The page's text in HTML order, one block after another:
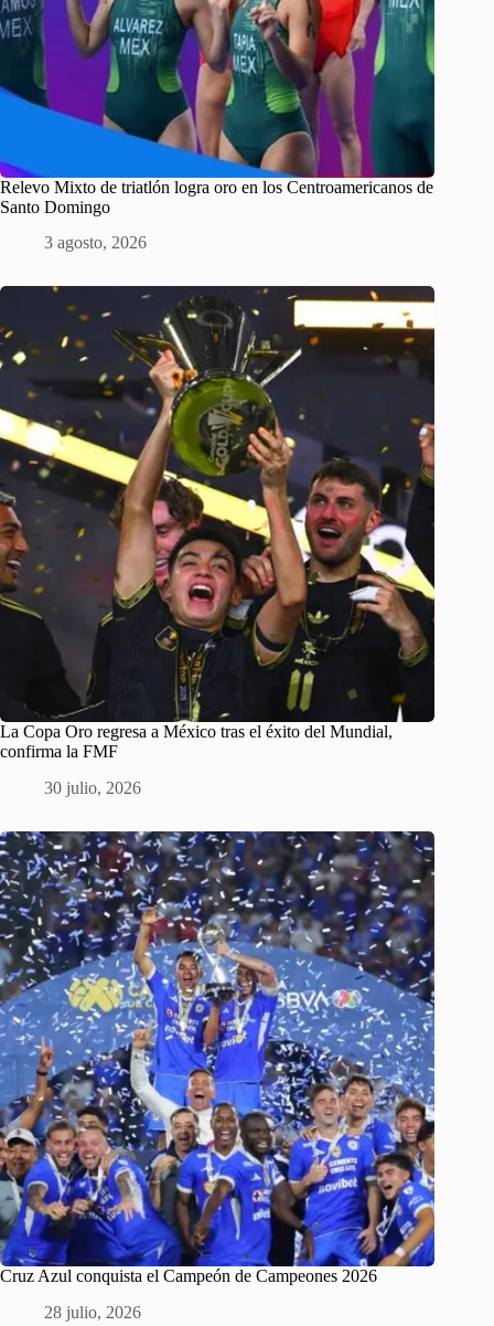
Relevo Mixto de triatlón logra oro en los Centroamericanos de
Santo Domingo
3 agosto, 2026
La Copa Oro regresa a México tras el éxito del Mundial,
confirma la FMF
30 julio, 2026
Cruz Azul conquista el Campeón de Campeones 2026
28 julio, 2026